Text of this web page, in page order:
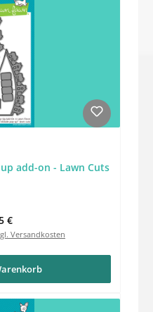
add-on - Lawn Cuts
Preis:
€
Versandkosten